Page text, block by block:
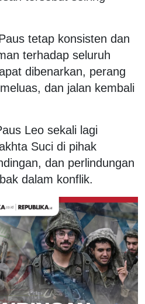
tetap konsisten dan
terhadap seluruh
dibenarkan, perang
dan jalan kembali
Leo sekali lagi
Suci di pihak
dan perlindungan
dalam konflik.